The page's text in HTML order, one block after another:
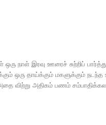
நாள் இரவு ஊரைச் சுற்றிப்
ஒரு தாய்க்கும் மகளுக்கும்
விற்று அதிகம் பணம்